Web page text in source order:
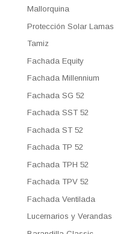
Mallorquina
Protección Solar Lamas
Tamiz
Fachada Equity
Fachada Millennium
Fachada SG 52
Fachada SST 52
Fachada ST 52
Fachada TP 52
Fachada TPH 52
Fachada TPV 52
Fachada Ventilada
Lucernarios y Verandas